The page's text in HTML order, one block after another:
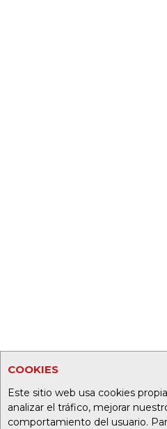
COOKIES
Este sitio web usa cookies
analizar el tráfico, mejorar
comportamiento del usuario.